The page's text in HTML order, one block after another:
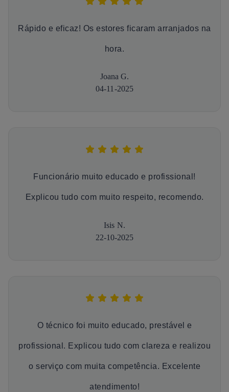
Rápido e eficaz! Os estores ficaram arranjados na
hora.
Joana G.
04-11-2025
Funcionário muito educado e profissional!
Explicou tudo com muito respeito, recomendo.
Isis N.
22-10-2025
O técnico foi muito educado, prestável e
profissional. Explicou tudo com clareza e realizou
o serviço com muita competência. Excelente
atendimento!